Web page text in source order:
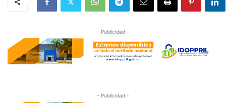
- Publicidad -
- Publicidad -